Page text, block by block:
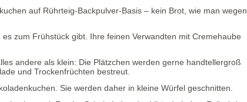
auf Rührteig-Backpulver-Basis – kein Brot, wie man wegen
zum Frühstück gibt. Ihre feinen Verwandten mit Cremehaube
andere als klein: Die Plätzchen werden gerne handtellergroß
und Trockenfrüchten bestreut.
Sie werden daher in kleine Würfel geschnitten.